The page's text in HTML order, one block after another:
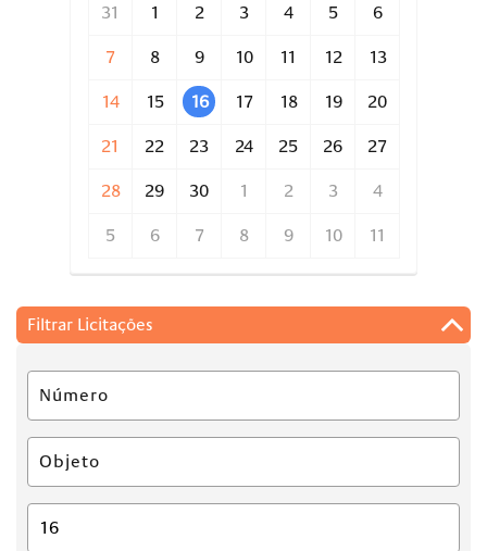
31 1 2 3 4 5 6
7 8 9 10 11 12 13
14 15 16 17 18 19 20
21 22 23 24 25 26 27
28 29 30 1 2 3 4
5 6 7 8 9 10 11
Filtrar Licitações